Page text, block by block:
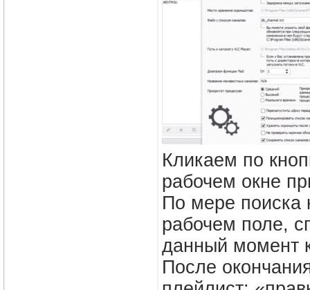
Кликаем по
рабочем окне
По мере поиска
рабочем поле,
данный момент
После